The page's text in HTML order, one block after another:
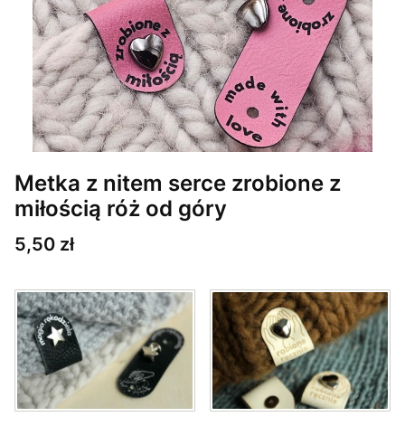
Metka z nitem serce zrobione z
miłością róż od góry
Cena
5,50 zł